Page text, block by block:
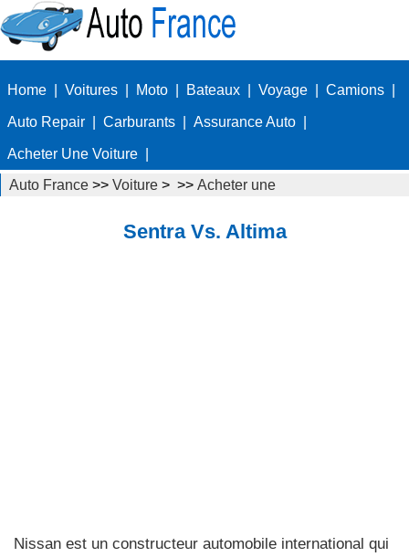
Home Voitures Moto Bateaux Voyage Camions
Auto Repair Carburants Assurance Auto
Acheter Une Voiture
Auto France >> Voiture > >> Acheter une
Sentra Vs. Altima
Nissan est un constructeur automobile international qui